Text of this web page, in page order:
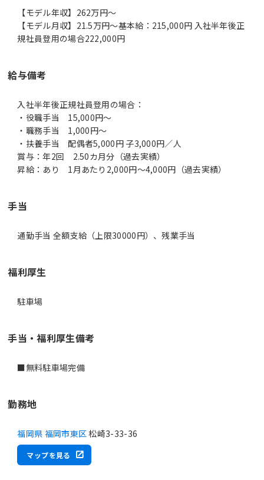
【モデル年収】262万円〜
【モデル月収】21.5万円〜基本給：215,000円 入社半年後正
規社員登用の場合222,000円
給与備考
入社半年後正規社員登用の場合：
・役職手当 15,000円～
・職務手当 1,000円～
・扶養手当 配偶者5,000円 子3,000円／人
賞与：年2回 2.50カ月分（過去実績）
昇給：あり 1月あたり2,000円～4,000円（過去実績）
手当
通勤手当 全額支給（上限30000円）、残業手当
福利厚生
駐車場
手当・福利厚生備考
■無料駐車場完備
勤務地
福岡県 福岡市東区松崎3-33-36
マップを見る